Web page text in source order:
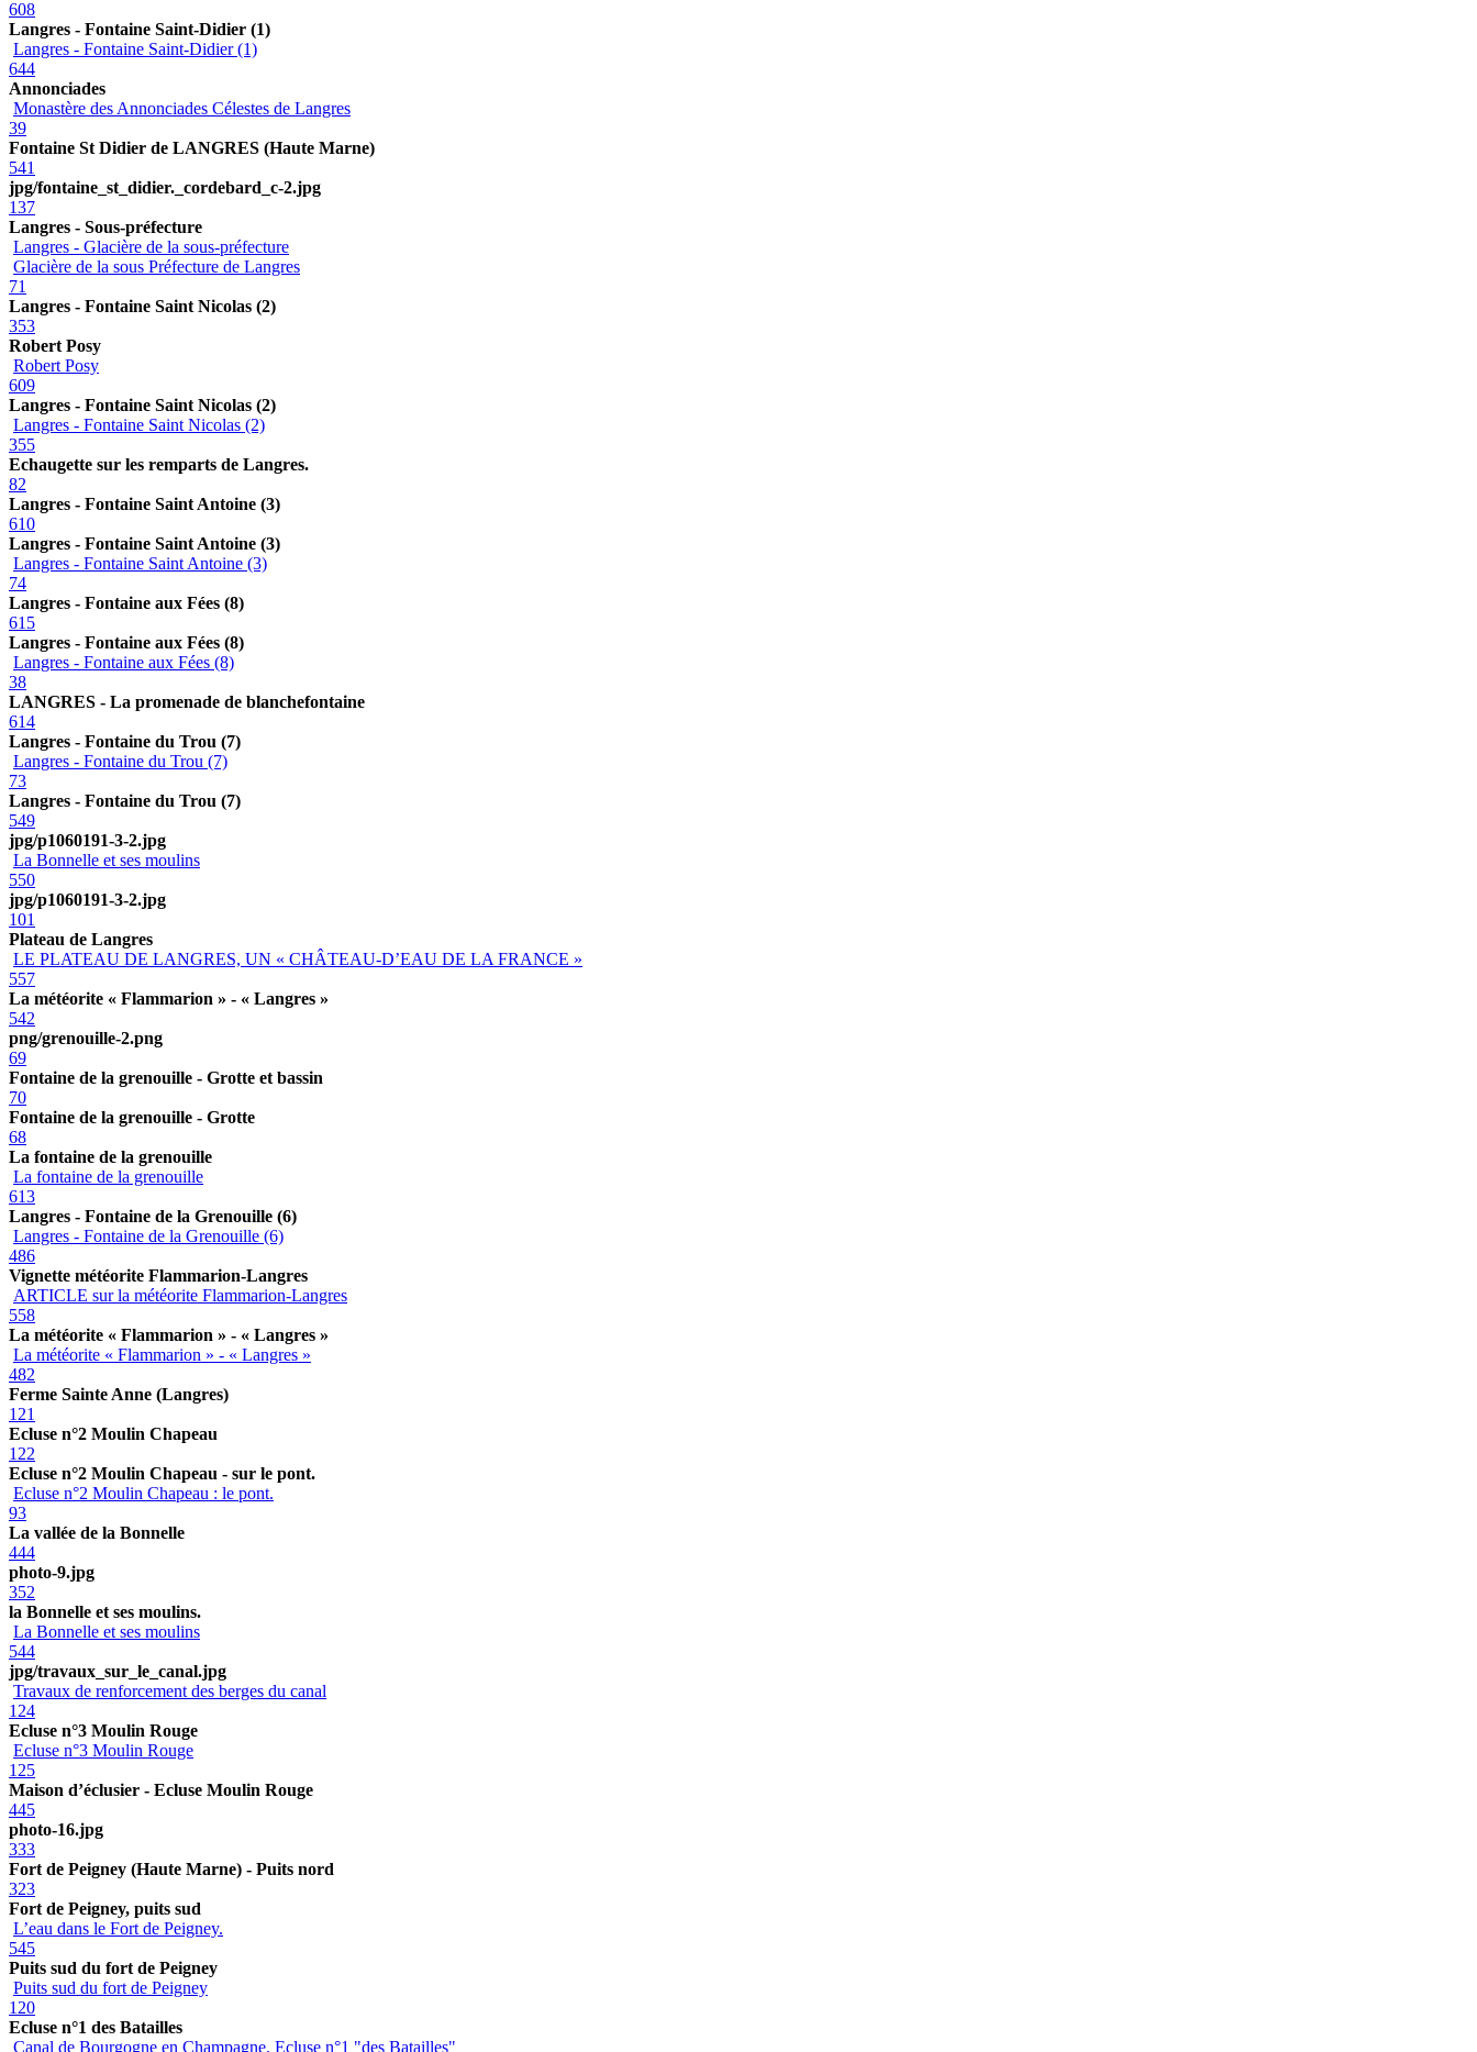
608
Langres - Fontaine Saint-Didier (1)
Langres - Fontaine Saint-Didier (1)
644
Annonciades
Monastère des Annonciades Célestes de Langres
39
Fontaine St Didier de LANGRES (Haute Marne)
541
jpg/fontaine_st_didier._cordebard_c-2.jpg
137
Langres - Sous-préfecture
Langres - Glacière de la sous-préfecture
Glacière de la sous Préfecture de Langres
71
Langres - Fontaine Saint Nicolas (2)
353
Robert Posy
Robert Posy
609
Langres - Fontaine Saint Nicolas (2)
Langres - Fontaine Saint Nicolas (2)
355
Echaugette sur les remparts de Langres.
82
Langres - Fontaine Saint Antoine (3)
610
Langres - Fontaine Saint Antoine (3)
Langres - Fontaine Saint Antoine (3)
74
Langres - Fontaine aux Fées (8)
615
Langres - Fontaine aux Fées (8)
Langres - Fontaine aux Fées (8)
38
LANGRES - La promenade de blanchefontaine
614
Langres - Fontaine du Trou (7)
Langres - Fontaine du Trou (7)
73
Langres - Fontaine du Trou (7)
549
jpg/p1060191-3-2.jpg
La Bonnelle et ses moulins
550
jpg/p1060191-3-2.jpg
101
Plateau de Langres
LE PLATEAU DE LANGRES, UN « CHÂTEAU-D’EAU DE LA FRANCE »
557
La météorite « Flammarion » - « Langres »
542
png/grenouille-2.png
69
Fontaine de la grenouille - Grotte et bassin
70
Fontaine de la grenouille - Grotte
68
La fontaine de la grenouille
La fontaine de la grenouille
613
Langres - Fontaine de la Grenouille (6)
Langres - Fontaine de la Grenouille (6)
486
Vignette météorite Flammarion-Langres
ARTICLE sur la météorite Flammarion-Langres
558
La météorite « Flammarion » - « Langres »
La météorite « Flammarion » - « Langres »
482
Ferme Sainte Anne (Langres)
121
Ecluse n°2 Moulin Chapeau
122
Ecluse n°2 Moulin Chapeau - sur le pont.
Ecluse n°2 Moulin Chapeau : le pont.
93
La vallée de la Bonnelle
444
photo-9.jpg
352
la Bonnelle et ses moulins.
La Bonnelle et ses moulins
544
jpg/travaux_sur_le_canal.jpg
Travaux de renforcement des berges du canal
124
Ecluse n°3 Moulin Rouge
Ecluse n°3 Moulin Rouge
125
Maison d’éclusier - Ecluse Moulin Rouge
445
photo-16.jpg
333
Fort de Peigney (Haute Marne) - Puits nord
323
Fort de Peigney, puits sud
L’eau dans le Fort de Peigney.
545
Puits sud du fort de Peigney
Puits sud du fort de Peigney
120
Ecluse n°1 des Batailles
Canal de Bourgogne en Champagne. Ecluse n°1 "des Batailles"